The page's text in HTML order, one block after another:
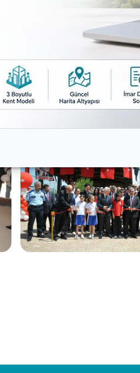
yapılan iki kulvarlı
Bozbey ve Kaya’nın
olarak her zaman
düşeni yapmalı.
Umarım daha büyük